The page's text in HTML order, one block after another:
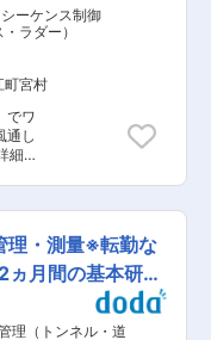
ーケンス制御
ラダー）
町宮村
でワ
通し
見て
のう
得し
も
の他
理・測量※転勤な
ヵ月間の基本研修
理（トンネル・道